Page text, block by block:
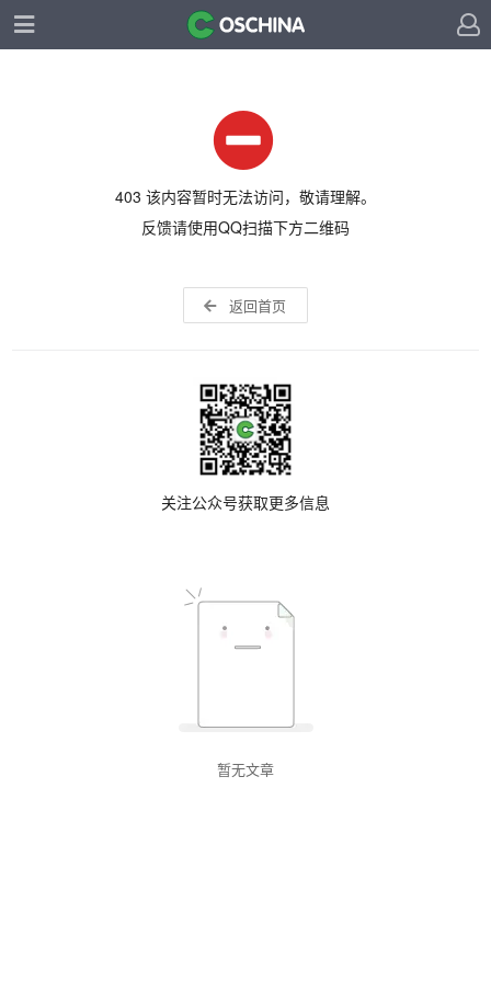
403 该内容暂时无法访问，敬请理解。
反馈请使用QQ扫描下方二维码
返回首页
关注公众号获取更多信息
暂无文章